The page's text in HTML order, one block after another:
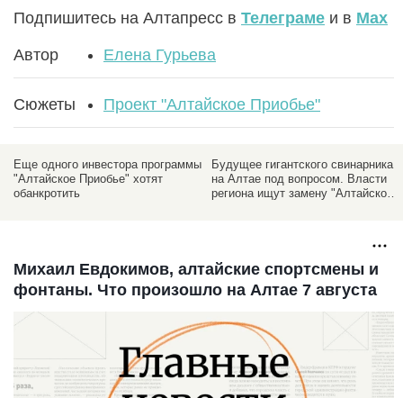
Подпишитесь на Алтапресс в Телеграме и в Max
Автор Елена Гурьева
Сюжеты Проект "Алтайское Приобье"
Еще одного инвестора программы
"Алтайское Приобье" хотят
обанкротить
Будущее гигантского свинарника
на Алтае под вопросом. Власти
региона ищут замену "Алтайскому
Михаил Евдокимов, алтайские спортсмены и
фонтаны. Что произошло на Алтае 7 августа